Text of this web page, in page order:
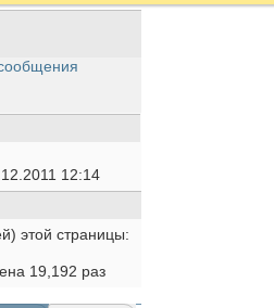
12:14
этой страницы:
19,192 раз